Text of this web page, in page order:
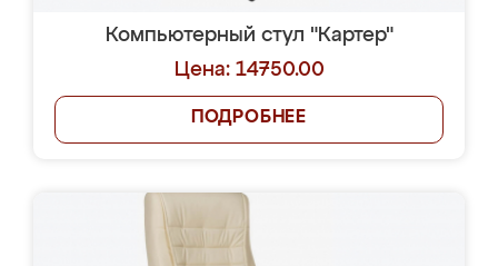
Компьютерный стул "Картер"
Цена: 14750.00
ПОДРОБНЕЕ